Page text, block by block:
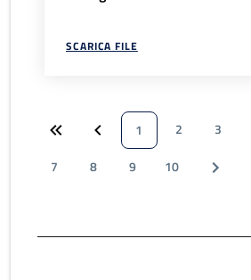
SCARICA FILE
1 2 3
7
8 9 10